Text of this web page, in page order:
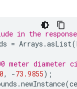
in the response
= Arrays .asList(
meter diameter
, -73.9855);
.newInstance(